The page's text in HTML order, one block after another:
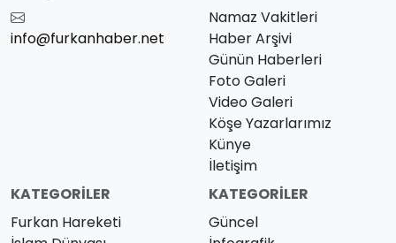
info@furkanhaber.net
Namaz Vakitleri
Haber Arşivi
Günün Haberleri
Foto Galeri
Video Galeri
Köşe Yazarlarımız
Künye
İletişim
KATEGORILER
Furkan Hareketi
KATEGORILER
Güncel